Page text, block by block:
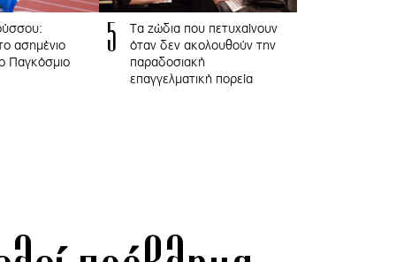
ασημένιο
Παγκόσμιο
5
Τα ζώδια που πετυχαίνουν
όταν δεν ακολουθούν την
παραδοσιακή
επαγγελματική πορεία